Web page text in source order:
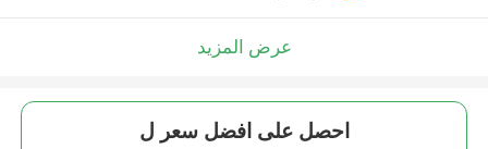
عرض المزيد
احصل على افضل سعر ل